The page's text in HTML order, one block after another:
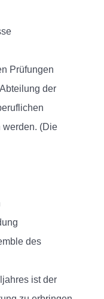
Prüfungen
der
werden. (Die
des
ist der